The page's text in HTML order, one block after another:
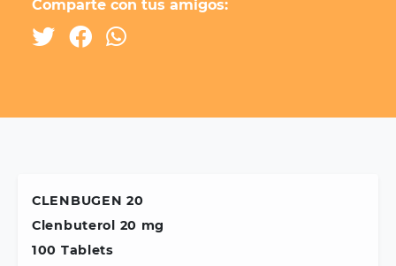
Comparte con tus amigos:
CLENBUGEN 20
Clenbuterol 20 mg
100 Tablets